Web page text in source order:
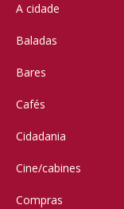
A cidade
Baladas
Bares
Cafés
Cidadania
Cine/cabines
Compras